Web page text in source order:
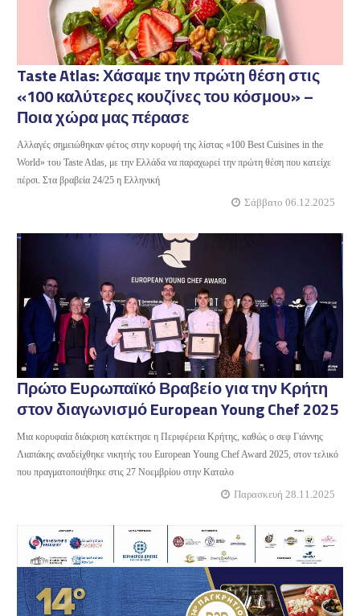
Taste Atlas: Χάσαμε την πρώτη θέση στις
«100 καλύτερες κουζίνες του κόσμου» –
Ποια χώρα μας πέρασε
Αλλαγές σημειώθηκαν φέτος στην κορυφή της λίστας «100 Best Cuisines in the
World» του Taste Atlas, με την Ελλάδα να παραχωρεί την πρώτη θέση που κατείχε
πέρσι. Στα βραβεία 24/25 η Ελληνική
Σάββατο 06.12.2025
Πρώτο Ευρωπαϊκό Βραβείο για την Κρήτη
στον διαγωνισμό European Young Chef 2025
Μια κορυφαία διάκριση κατέκτησε η Περιφέρεια Κρήτης, καθώς ο σεφ Γιάννης
Λιαπάκης αναδείχθηκε νικητής του European Young Chef Award 2025, στον τελικό
που πραγματοποιήθηκε στις 27 Νοεμβρίου στην Καταλο
Παρασκευή 28.11.2025